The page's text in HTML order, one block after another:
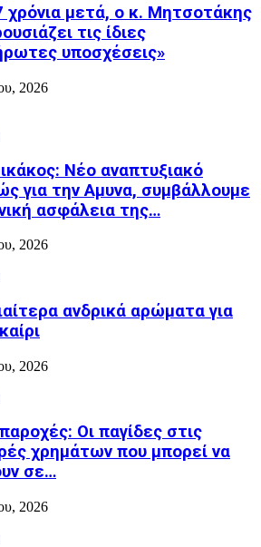
χρόνια μετά, ο κ. Μητσοτάκης
τις ίδιες
υποσχέσεις»
2026
Νέο αναπτυξιακό
για την Αμυνα, συμβάλλουμε
ασφάλεια της…
2026
ανδρικά αρώματα για
2026
Οι παγίδες στις
χρημάτων που μπορεί να
σε…
2026